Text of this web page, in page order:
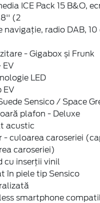
ICE Pack 15 B&O,
(2
navigație, radio DAB,
- Gigabox și Frunk
EV
LED
EV
Sensico / Space
plafon - Deluxe
acustic
- culoarea caroseriei
caroseriei)
cu inserții vinil
în piele tip Sensico
smartphone